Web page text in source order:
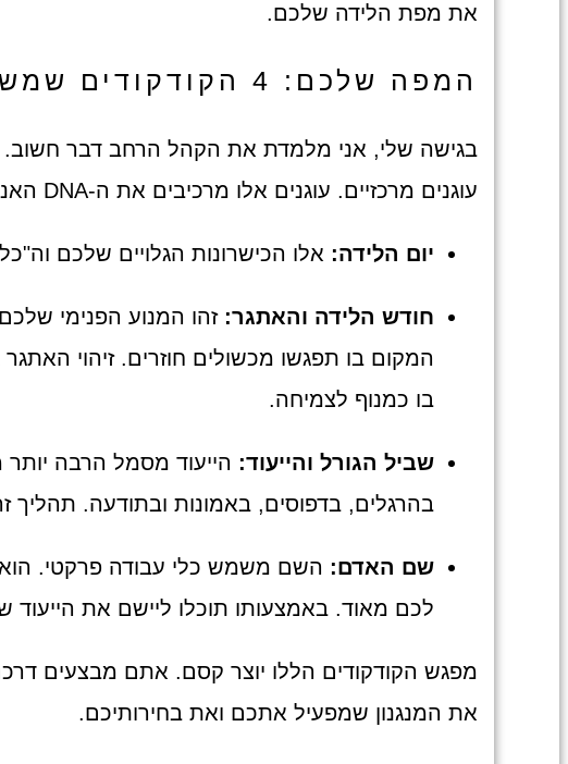
את מפת הלידה שלכם.
המפה שלכם: 4 הקודקודים שמשנים את התמונה
בגישה שלי, אני מלמדת את הקהל הרחב דבר חשוב.
עוגנים מרכזיים. עוגנים אלו מרכיבים את ה-DNA האנרגטי שלכם:
יום הלידה: אלו הכישרונות הגלויים שלכם
חודש הלידה והאתגר: זהו המנוע הפנימי
המקום בו תפגשו מכשולים חוזרים. זיהוי
בו כמנוף לצמיחה.
שביל הגורל והייעוד: הייעוד מסמל הרבה יותר
בהרגלים, בדפוסים, באמונות ובתודעה.
שם האדם: השם משמש כלי עבודה פרקטי. הוא
לכם מאוד. באמצעותו תוכלו ליישם את
מפגש הקודקודים הללו יוצר קסם. אתם מבצעים
את המנגנון שמפעיל אתכם ואת בחירותיכם.